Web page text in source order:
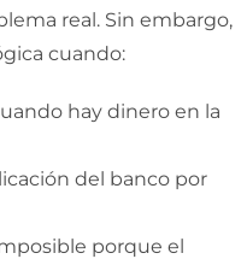
real. Sin embargo,
cuando:
hay dinero en la
del banco por
porque el